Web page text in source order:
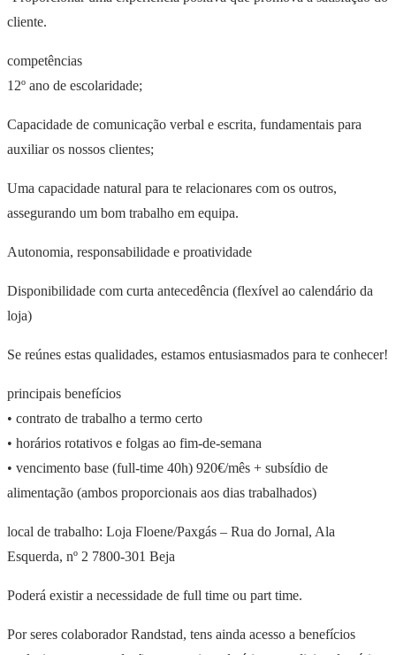
cliente.
competências
12º ano de escolaridade;
Capacidade de comunicação verbal e escrita, fundamentais para
auxiliar os nossos clientes;
Uma capacidade natural para te relacionares com os outros,
assegurando um bom trabalho em equipa.
Autonomia, responsabilidade e proatividade
Disponibilidade com curta antecedência (flexível ao calendário da
loja)
Se reúnes estas qualidades, estamos entusiasmados para te conhecer!
principais benefícios
• contrato de trabalho a termo certo
• horários rotativos e folgas ao fim-de-semana
• vencimento base (full-time 40h) 920€/mês + subsídio de
alimentação (ambos proporcionais aos dias trabalhados)
local de trabalho: Loja Floene/Paxgás – Rua do Jornal, Ala
Esquerda, nº 2 7800-301 Beja
Poderá existir a necessidade de full time ou part time.
Por seres colaborador Randstad, tens ainda acesso a benefícios